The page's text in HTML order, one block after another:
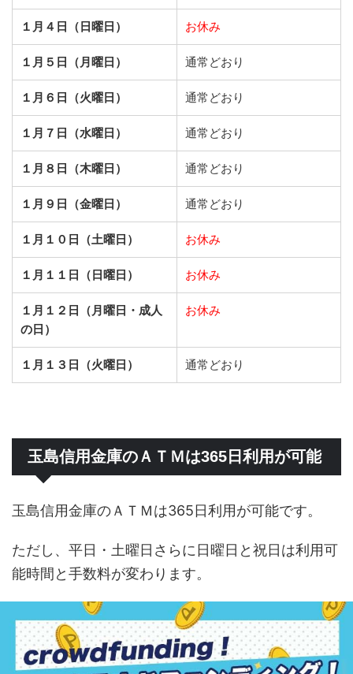
１月４日（日曜日） お休み
１月５日（月曜日） 通常どおり
１月６日（火曜日） 通常どおり
１月７日（水曜日） 通常どおり
１月８日（木曜日） 通常どおり
１月９日（金曜日） 通常どおり
１月１０日（土曜日） お休み
１月１１日（日曜日） お休み
１月１２日（月曜日・成人
の日）
お休み
１月１３日（火曜日） 通常どおり
玉島信用金庫のＡＴＭは365日利用が可能
玉島信用金庫のＡＴＭは365日利用が可能です。
ただし、平日・土曜日さらに日曜日と祝日は利用可
能時間と手数料が変わります。